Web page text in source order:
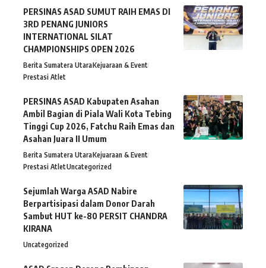
PERSINAS ASAD SUMUT RAIH EMAS DI
3RD PENANG JUNIORS
INTERNATIONAL SILAT
CHAMPIONSHIPS OPEN 2026
Berita Sumatera UtaraKejuaraan & Event
Prestasi Atlet
PERSINAS ASAD Kabupaten Asahan
Ambil Bagian di Piala Wali Kota Tebing
Tinggi Cup 2026, Fatchu Raih Emas dan
Asahan Juara II Umum
Berita Sumatera UtaraKejuaraan & Event
Prestasi AtletUncategorized
Sejumlah Warga ASAD Nabire
Berpartisipasi dalam Donor Darah
Sambut HUT ke-80 PERSIT CHANDRA
KIRANA
Uncategorized